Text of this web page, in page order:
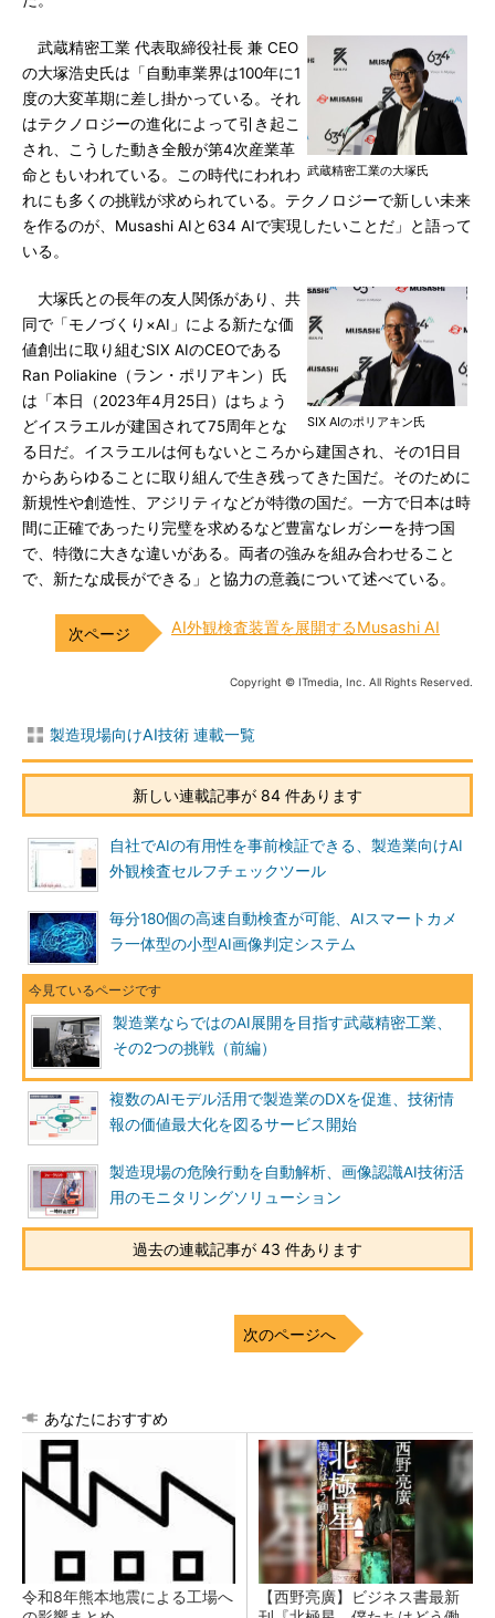
武蔵精密工業の大塚氏
武蔵精密工業 代表取締役社長 兼 CEO
の大塚浩史氏は「自動車業界は100年に1
度の大変革期に差し掛かっている。それ
はテクノロジーの進化によって引き起こ
され、こうした動き全般が第4次産業革
命ともいわれている。この時代にわれわ
れにも多くの挑戦が求められている。テクノロジーで新しい未来
を作るのが、Musashi AIと634 AIで実現したいことだ」と語って
いる。
SIX AIのポリアキン氏
大塚氏との長年の友人関係があり、共
同で「モノづくり×AI」による新たな価
値創出に取り組むSIX AIのCEOである
Ran Poliakine（ラン・ポリアキン）氏
は「本日（2023年4月25日）はちょう
どイスラエルが建国されて75周年とな
る日だ。イスラエルは何もないところから建国され、その1日目
からあらゆることに取り組んで生き残ってきた国だ。そのために
新規性や創造性、アジリティなどが特徴の国だ。一方で日本は時
間に正確であったり完璧を求めるなど豊富なレガシーを持つ国
で、特徴に大きな違いがある。両者の強みを組み合わせること
で、新たな成長ができる」と協力の意義について述べている。
AI外観検査装置を展開するMusashi AI
Copyright © ITmedia, Inc. All Rights Reserved.
製造現場向けAI技術 連載一覧
新しい連載記事が 84 件あります
自社でAIの有用性を事前検証できる、製造業向けAI
外観検査セルフチェックツール
毎分180個の高速自動検査が可能、AIスマートカメ
ラ一体型の小型AI画像判定システム
製造業ならではのAI展開を目指す武蔵精密工業、
その2つの挑戦（前編）
複数のAIモデル活用で製造業のDXを促進、技術情
報の価値最大化を図るサービス開始
製造現場の危険行動を自動解析、画像認識AI技術活
用のモニタリングソリューション
過去の連載記事が 43 件あります
次のページへ
あなたにおすすめ
令和8年熊本地震による工場へ
【西野亮廣】ビジネス書最新